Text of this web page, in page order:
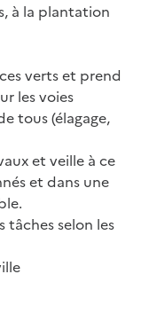
à la plantation
verts et prend
les voies
tous (élagage,
et veille à ce
et dans une
tâches selon les